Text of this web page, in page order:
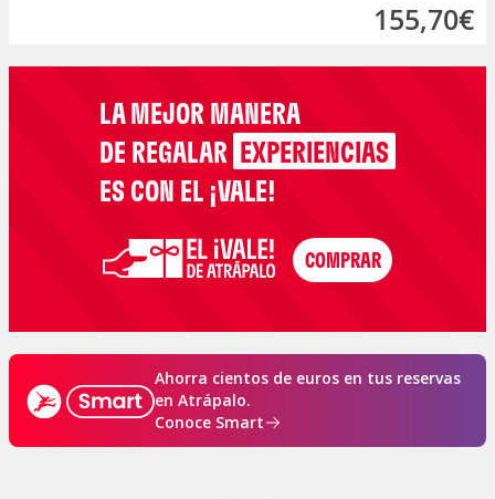
155,70€
LA MEJOR MANERA
DE REGALAR EXPERIENCIAS
ES CON EL ¡VALE!
Ahorra cientos de euros en tus reservas
en Atrápalo.
Conoce Smart